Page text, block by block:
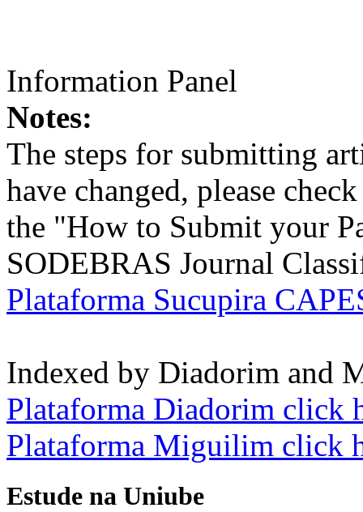
Information Panel
Notes:
The steps for submitting
have changed, please
the "How to Submit your
SODEBRAS Journal
Plataforma Sucupira
Indexed by Diadorim and
Plataforma Diadorim click
Plataforma Miguilim click
Estude na Uniube